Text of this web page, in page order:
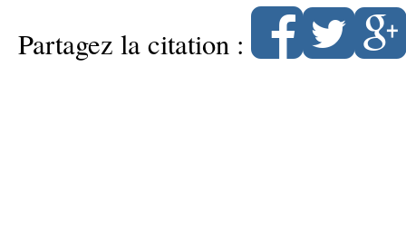
Partagez la citation :